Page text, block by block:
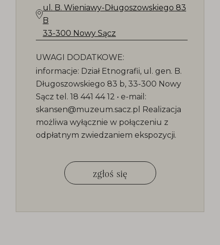
ul. B. Wieniawy-Długoszowskiego 83
B
33-300 Nowy Sącz
UWAGI DODATKOWE:
informacje: Dział Etnografii, ul. gen. B.
Długoszowskiego 83 b, 33-300 Nowy
Sącz tel. 18 441 44 12 • e-mail:
skansen@muzeum.sacz.pl Realizacja
możliwa wyłącznie w połączeniu z
odpłatnym zwiedzaniem ekspozycji.
zgłoś się